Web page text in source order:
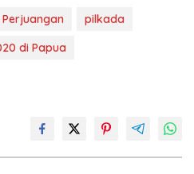
Perjuangan
pilkada
di Papua